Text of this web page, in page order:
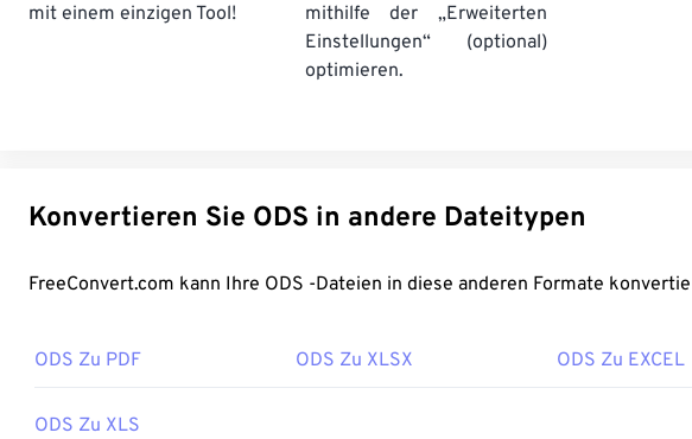
mit einem einzigen Tool!
mithilfe der „Erweiterten
Einstellungen“ (optional)
optimieren.
Konvertieren Sie ODS in andere Dateitypen
FreeConvert.com kann Ihre ODS -Dateien in diese anderen Formate
ODS Zu PDF ODS Zu XLSX ODS Zu EXCEL
ODS Zu XLS